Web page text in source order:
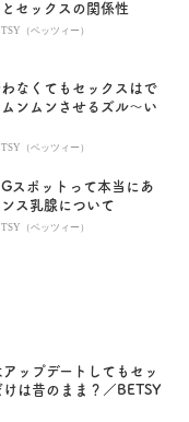
セックスの関係性
（ベッツィー）
なくてもセックスはで
ンムンさせるズル～い
（ベッツィー）
スポットって本当にあ
ス乳腺について
（ベッツィー）
アップデートしてもセッ
けは昔のまま？／BETSY